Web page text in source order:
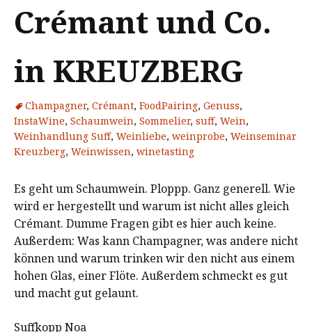
Crémant und Co.
in KREUZBERG
Champagner, Crémant, FoodPairing, Genuss,
InstaWine, Schaumwein, Sommelier, suff, Wein,
Weinhandlung Suff, Weinliebe, weinprobe, Weinseminar
Kreuzberg, Weinwissen, winetasting
Es geht um Schaumwein. Ploppp. Ganz generell. Wie
wird er hergestellt und warum ist nicht alles gleich
Crémant. Dumme Fragen gibt es hier auch keine.
Außerdem: Was kann Champagner, was andere nicht
können und warum trinken wir den nicht aus einem
hohen Glas, einer Flöte. Außerdem schmeckt es gut
und macht gut gelaunt.
Suffkopp Noa